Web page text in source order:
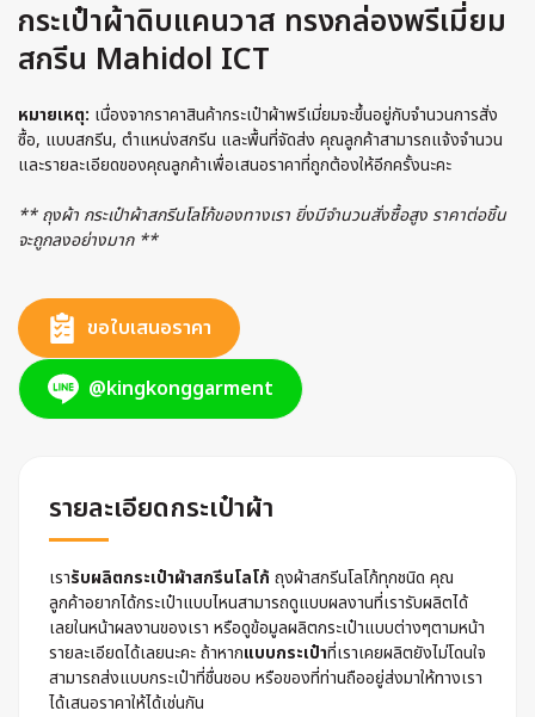
กระเป๋าผ้าดิบแคนวาส ทรงกล่องพรีเมี่ยม
สกรีน Mahidol ICT
หมายเหตุ: เนื่องจากราคาสินค้ากระเป๋าผ้าพรีเมี่ยมจะขึ้นอยู่กับจำนวนการสั่ง
ซื้อ, แบบสกรีน, ตำแหน่งสกรีน และพื้นที่จัดส่ง คุณลูกค้าสามารถแจ้งจำนวน
และรายละเอียดของคุณลูกค้าเพื่อเสนอราคาที่ถูกต้องให้อีกครั้งนะคะ
** ถุงผ้า กระเป๋าผ้าสกรีนโลโก้ของทางเรา ยิ่งมีจำนวนสั่งซื้อสูง ราคาต่อชิ้น
จะถูกลงอย่างมาก **
ขอใบเสนอราคา
@kingkonggarment
รายละเอียดกระเป๋าผ้า
เรารับผลิตกระเป๋าผ้าสกรีนโลโก้ ถุงผ้าสกรีนโลโก้ทุกชนิด คุณ
ลูกค้าอยากได้กระเป๋าแบบไหนสามารถดูแบบผลงานที่เรารับผลิตได้
เลยในหน้าผลงานของเรา หรือดูข้อมูลผลิตกระเป๋าแบบต่างๆตามหน้า
รายละเอียดได้เลยนะคะ ถ้าหากแบบกระเป๋าที่เราเคยผลิตยังไม่โดนใจ
สามารถส่งแบบกระเป๋าที่ชื่นชอบ หรือของที่ท่านถืออยู่ส่งมาให้ทางเรา
ได้เสนอราคาให้ได้เช่นกัน